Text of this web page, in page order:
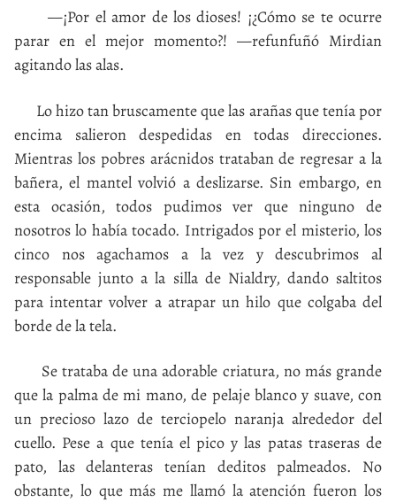
—¡Por el amor de los dioses! ¡¿Cómo se te ocurre
parar en el mejor momento?! —refunfuñó Mirdian
agitando las alas.
Lo hizo tan bruscamente que las arañas que tenía por
encima salieron despedidas en todas direcciones.
Mientras los pobres arácnidos trataban de regresar a la
bañera, el mantel volvió a deslizarse. Sin embargo, en
esta ocasión, todos pudimos ver que ninguno de
nosotros lo había tocado. Intrigados por el misterio, los
cinco nos agachamos a la vez y descubrimos al
responsable junto a la silla de Nialdry, dando saltitos
para intentar volver a atrapar un hilo que colgaba del
borde de la tela.
Se trataba de una adorable criatura, no más grande
que la palma de mi mano, de pelaje blanco y suave, con
un precioso lazo de terciopelo naranja alrededor del
cuello. Pese a que tenía el pico y las patas traseras de
pato, las delanteras tenían deditos palmeados. No
obstante, lo que más me llamó la atención fueron los